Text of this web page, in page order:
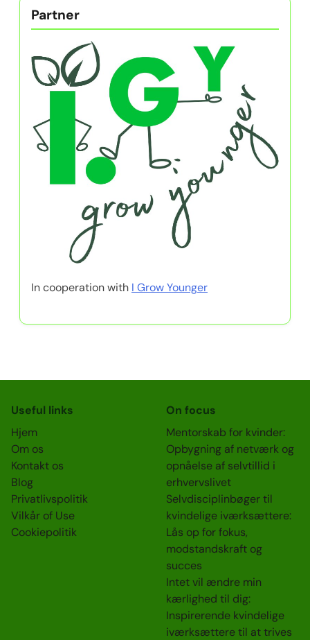
Partner
In cooperation with I Grow Younger
Useful links
Hjem
Om os
Kontakt os
Blog
Privatlivspolitik
Vilkår of Use
Cookiepolitik
On focus
Mentorskab for kvinder:
Opbygning af netværk og
opnåelse af selvtillid i
erhvervslivet
Selvdisciplinbøger til
kvindelige iværksættere:
Lås op for fokus,
modstandskraft og
succes
Intet vil ændre min
kærlighed til dig:
Inspirerende kvindelige
iværksættere til at trives